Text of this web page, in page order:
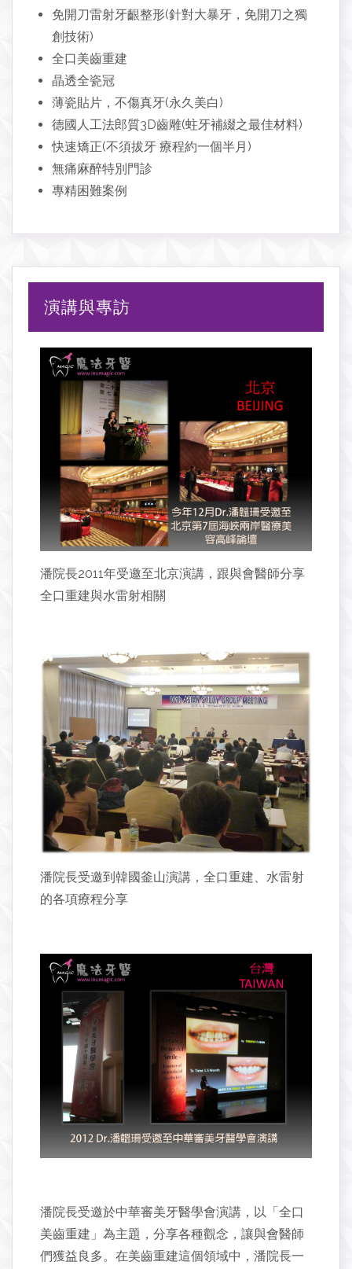
免開刀雷射牙齦整形(針對大暴牙，免開刀之獨
創技術)
全口美齒重建
晶透全瓷冠
薄瓷貼片，不傷真牙(永久美白)
德國人工法郎質3D齒雕(蛀牙補綴之最佳材料)
快速矯正(不須拔牙 療程約一個半月)
無痛麻醉特別門診
專精困難案例
演講與專訪
潘院長2011年受邀至北京演講，跟與會醫師分享
全口重建與水雷射相關
潘院長受邀到韓國釜山演講，全口重建、水雷射
的各項療程分享
潘院長受邀於中華審美牙醫學會演講，以「全口
美齒重建」為主題，分享各種觀念，讓與會醫師
們獲益良多。在美齒重建這個領域中，潘院長一